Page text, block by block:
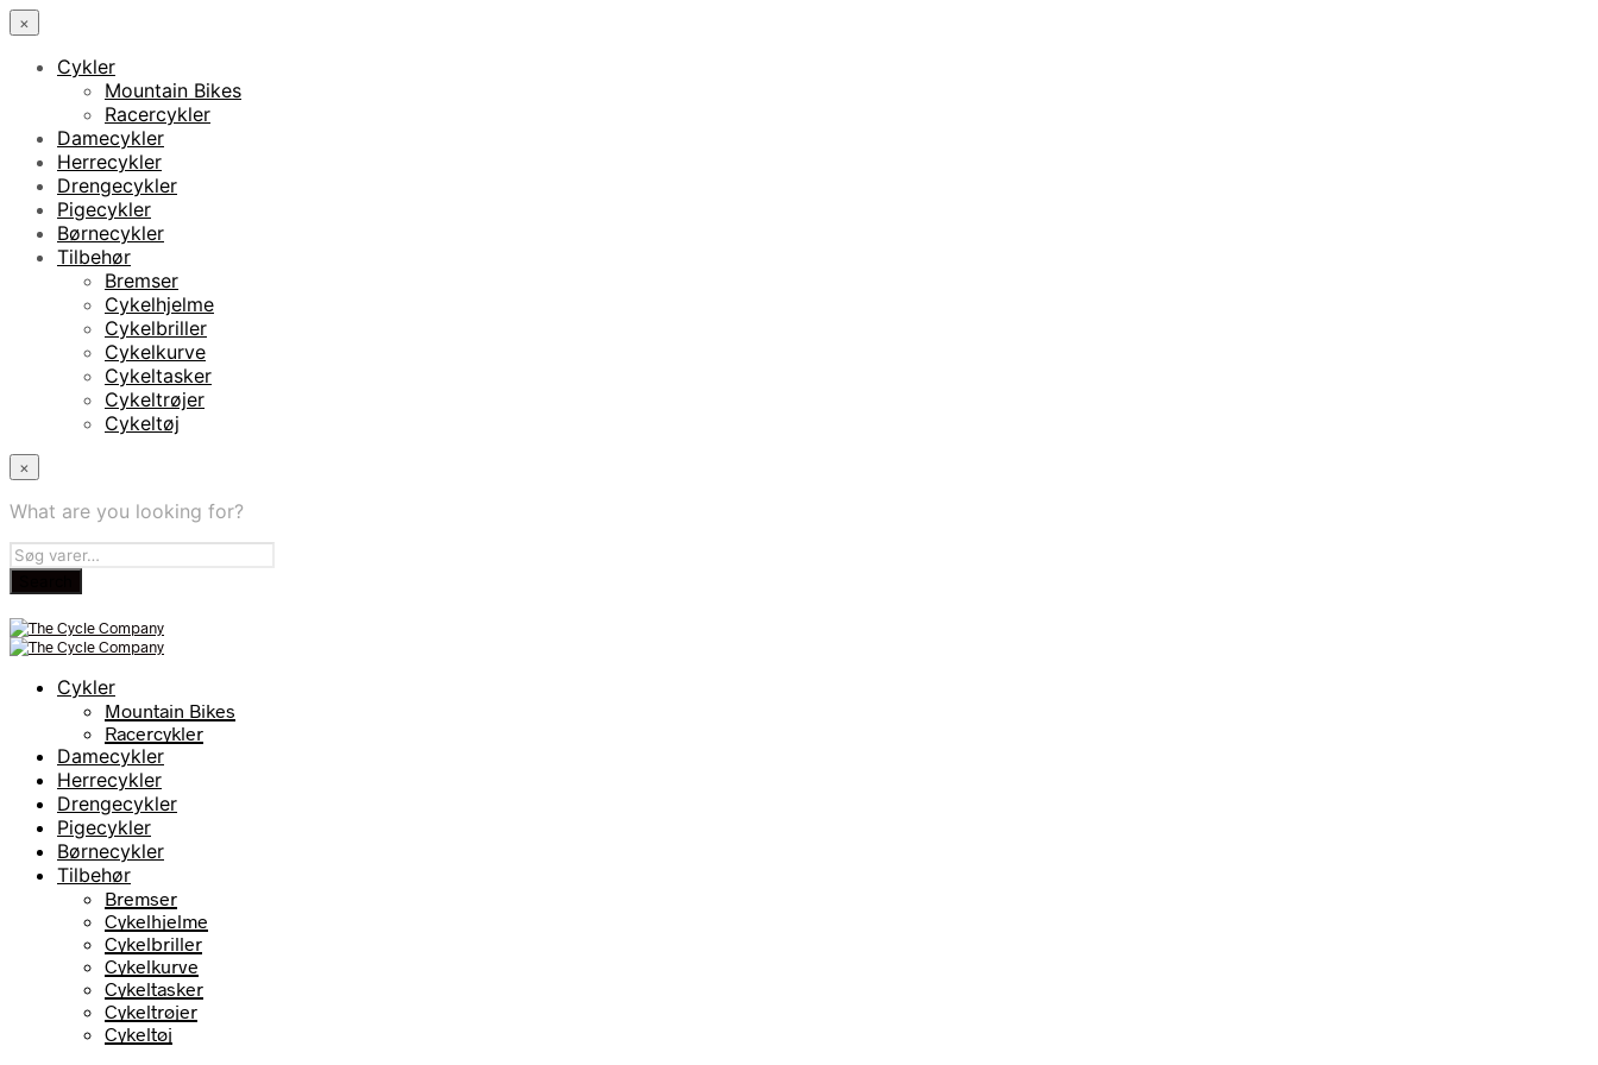
×
Cykler
Mountain Bikes
Racercykler
Damecykler
Herrecykler
Drengecykler
Pigecykler
Børnecykler
Tilbehør
Bremser
Cykelhjelme
Cykelbriller
Cykelkurve
Cykeltasker
Cykeltrøjer
Cykeltøj
×
What are you looking for?
Cykler
Mountain Bikes
Racercykler
Damecykler
Herrecykler
Drengecykler
Pigecykler
Børnecykler
Tilbehør
Bremser
Cykelhjelme
Cykelbriller
Cykelkurve
Cykeltasker
Cykeltrøjer
Cykeltøj